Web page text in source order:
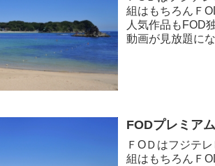
組はもちろんＦ
人気作品もFOD
動画が見放題に
FODプレミア
ＦOＤはフジテ
組はもちろんＦ